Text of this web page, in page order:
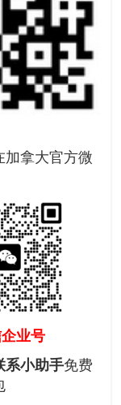
加拿大官方微
业号
系小助手免费